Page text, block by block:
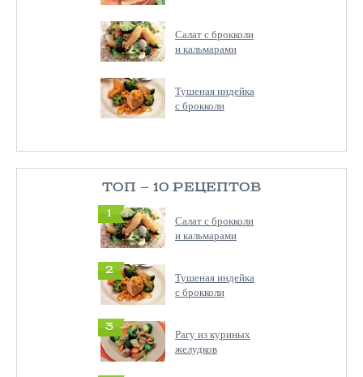
Салат с брокколи
и кальмарами
Тушеная индейка
с брокколи
ТОП — 10 РЕЦЕПТОВ
1
Салат с брокколи
и кальмарами
2
Тушеная индейка
с брокколи
3
Рагу из куриных
желудков